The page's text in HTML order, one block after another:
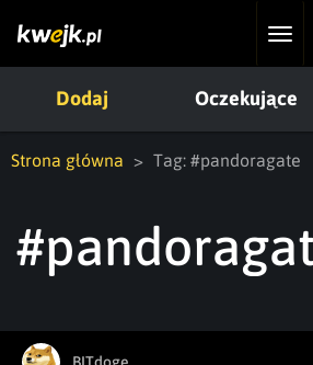
Dodaj Oczekujące
Strona główna Tag: #pandoragate
BITdoge